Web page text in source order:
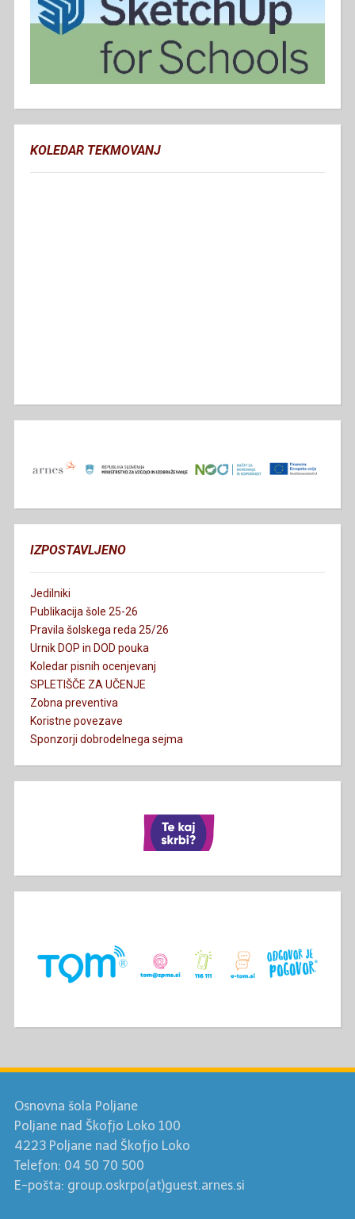
KOLEDAR TEKMOVANJ
IZPOSTAVLJENO
Jedilniki
Publikacija šole 25-26
Pravila šolskega reda 25/26
Urnik DOP in DOD pouka
Koledar pisnih ocenjevanj
SPLETIŠČE ZA UČENJE
Zobna preventiva
Koristne povezave
Sponzorji dobrodelnega sejma
Osnovna šola Poljane
Poljane nad Škofjo Loko 100
4223 Poljane nad Škofjo Loko
Telefon: 04 50 70 500
E-pošta: group.oskrpo(at)guest.arnes.si